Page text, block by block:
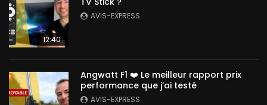
12:40
AVIS-EXPRESS
Angwatt F1 ❤️ Le meilleur rapport prix
performance que j’ai testé
AVIS-EXPRESS